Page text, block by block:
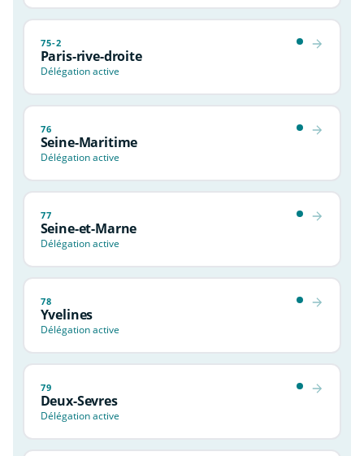
75-2
Paris-rive-droite
Délégation active
76
Seine-Maritime
Délégation active
77
Seine-et-Marne
Délégation active
78
Yvelines
Délégation active
79
Deux-Sevres
Délégation active